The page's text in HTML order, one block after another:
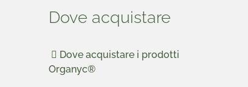
Dove acquistare
Dove acquistare i prodotti
Organyc®